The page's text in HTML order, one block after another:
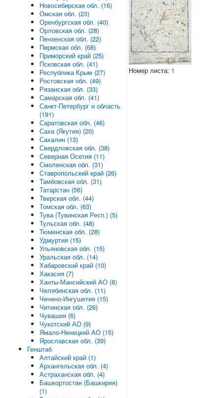
Номер листа: 1
Новосибирская обл. (16)
Омская обл. (23)
Оренбургская обл. (40)
Орловская обл. (28)
Пензенская обл. (22)
Пермская обл. (68)
Приморский край (25)
Псковская обл. (41)
Республика Крым (27)
Ростовская обл. (49)
Рязанская обл. (33)
Самарская обл. (41)
Санкт-Петербург и область
(191)
Саратовская обл. (46)
Саха (Якутия) (20)
Сахалин (13)
Свердловская обл. (38)
Северная Осетия (11)
Смоленская обл. (31)
Ставропольский край (26)
Тамбовская обл. (31)
Татарстан (56)
Тверская обл. (44)
Томская обл. (63)
Тува (Тувинская Респ.) (5)
Тульская обл. (48)
Тюменская обл. (28)
Удмуртия (15)
Ульяновская обл. (15)
Уральская обл. (14)
Хабаровский край (10)
Хакасия (7)
Ханты-Мансийский АО (8)
Челябинская обл. (11)
Чечено-Ингушетия (15)
Читинская обл. (26)
Чувашия (6)
Чукотский АО (9)
Ямало-Ненецкий АО (15)
Ярославская обл. (39)
Генштаб
Алтайский край (1)
Архангельская обл. (4)
Астраханская обл. (4)
Башкортостан (Башкирия)
(1)